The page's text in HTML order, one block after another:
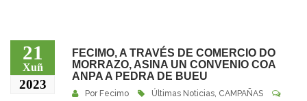
21
Xuñ
2023
FECIMO, A TRAVÉS DE COMERCIO DO
MORRAZO, ASINA UN CONVENIO COA
ANPA A PEDRA DE BUEU
Por Fecimo Últimas Noticias, CAMPAÑAS